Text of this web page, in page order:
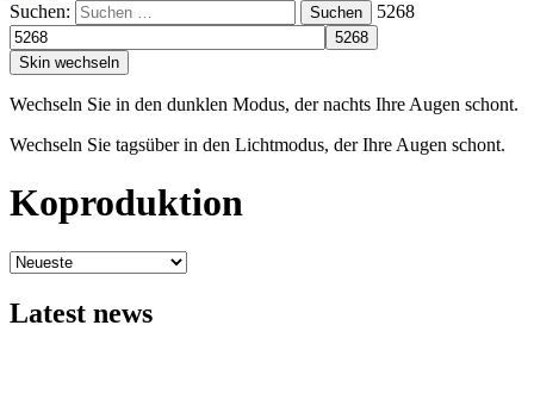
Suchen:
Suchen 5268
Skin wechseln
Wechseln Sie in den dunklen Modus, der nachts Ihre Augen schont.
Wechseln Sie tagsüber in den Lichtmodus, der Ihre Augen schont.
Koproduktion
Latest news